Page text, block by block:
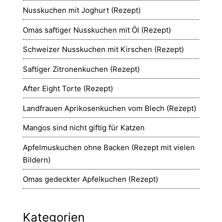
Nusskuchen mit Joghurt (Rezept)
Omas saftiger Nusskuchen mit Öl (Rezept)
Schweizer Nusskuchen mit Kirschen (Rezept)
Saftiger Zitronenkuchen (Rezept)
After Eight Torte (Rezept)
Landfrauen Aprikosenkuchen vom Blech (Rezept)
Mangos sind nicht giftig für Katzen
Apfelmuskuchen ohne Backen (Rezept mit vielen
Bildern)
Omas gedeckter Apfelkuchen (Rezept)
Kategorien